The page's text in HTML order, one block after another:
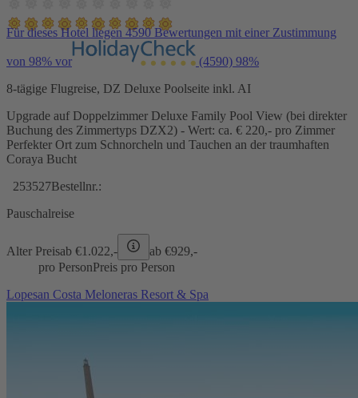
Für dieses Hotel liegen 4590 Bewertungen mit einer Zustimmung
von 98% vor (4590) 98%
8-tägige Flugreise, DZ Deluxe Poolseite inkl. AI
Upgrade auf Doppelzimmer Deluxe Family Pool View (bei direkter
Buchung des Zimmertyps DZX2) - Wert: ca. € 220,- pro Zimmer
Perfekter Ort zum Schnorcheln und Tauchen an der traumhaften
Coraya Bucht
253527Bestellnr.:
Pauschalreise
Alter Preisab €1.022,- ab €929,-
pro PersonPreis pro Person
Lopesan Costa Meloneras Resort & Spa